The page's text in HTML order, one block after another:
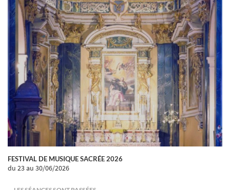
FESTIVAL DE MUSIQUE SACRÉE 2026
du 23au 30/06/2026